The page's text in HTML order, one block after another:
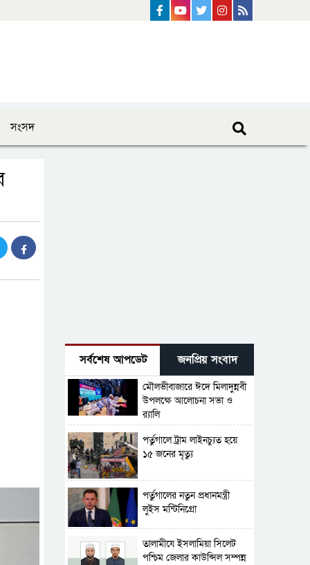
instagram
Twitter
Youtube
Facebook
সংসদ
সর্বশেষ আপডেট জনপ্রিয় সংবাদ
মৌলভীবাজারে ঈদে মিলাদুন্নবী
উপলক্ষে আলোচনা সভা ও
র‍্যালি
পর্তুগালে ট্রাম লাইনচ্যুত হয়ে
১৫ জনের মৃত্যু
পর্তুগালের নতুন প্রধানমন্ত্রী
লুইস মন্টিনিগ্রো
‎তালামীযে ইসলামিয়া সিলেট
পশ্চিম জেলার কাউন্সিল সম্পন্ন